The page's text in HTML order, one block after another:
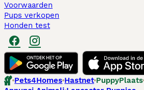
Voorwaarden
Pups verkopen
Honden test
Pets4Homes Hastnet PuppyPlaats